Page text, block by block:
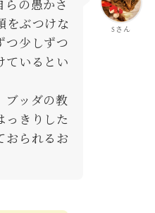
Sさん
らの愚かさ
をぶつけな
つ少しずつ
ているとい
ブッダの教
っきりした
おられるお